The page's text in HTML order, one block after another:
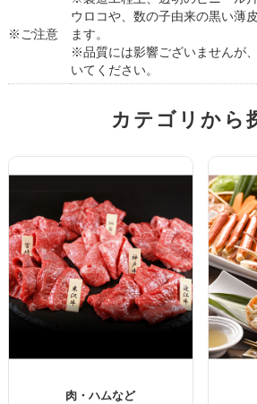
※ご注意
ウロコや、数の子由来の黒い薄
ます。
※品質には影響ございませんが
いてください。
カテゴリから
肉・ハムなど